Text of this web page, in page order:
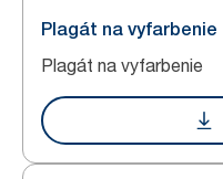
Plagát na vyfarbenie
Plagát na vyfarbenie